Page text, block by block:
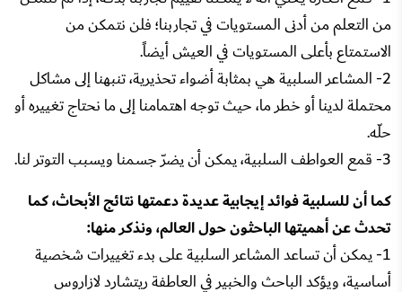
من التعلم من أدنى المستويات في تجاربنا؛ فلن نتمكن من
الاستمتاع بأعلى المستويات في العيش أيضاً.
2- المشاعر السلبية هي بمثابة أضواء تحذيرية، تنبهنا إلى مشاكل
محتملة لدينا أو خطر ما، حيث توجه اهتمامنا إلى ما نحتاج تغييره أو
حلّه.
3- قمع العواطف السلبية، يمكن أن يضرّ جسمنا ويسبب التوتر لنا.
كما أن للسلبية فوائد إيجابية عديدة دعمتها نتائج الأبحاث، كما
تحدث عن أهميتها الباحثون حول العالم، ونذكر منها:
1- يمكن أن تساعد المشاعر السلبية على بدء تغييرات شخصية
أساسية، ويؤكد الباحث والخبير في العاطفة ريتشارد لازاروس